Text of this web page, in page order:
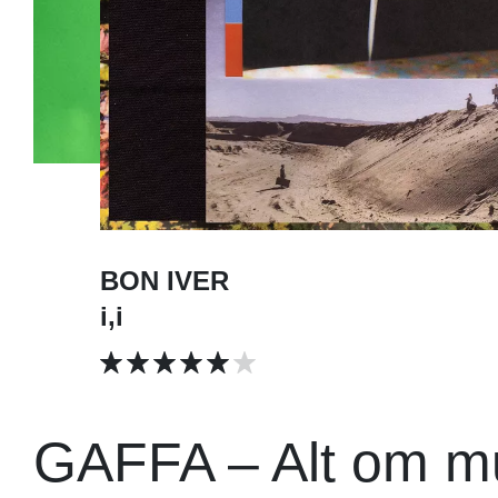
BON IVER
i,i
GAFFA – Alt om